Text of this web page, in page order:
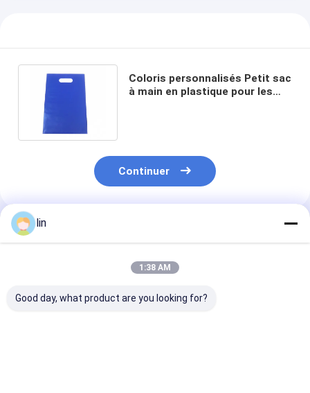
Coloris personnalisés Petit sac
à main en plastique pour les
Continuer
Produits Recommandés
lin
1:38 AM
Good day, what product are you looking for?